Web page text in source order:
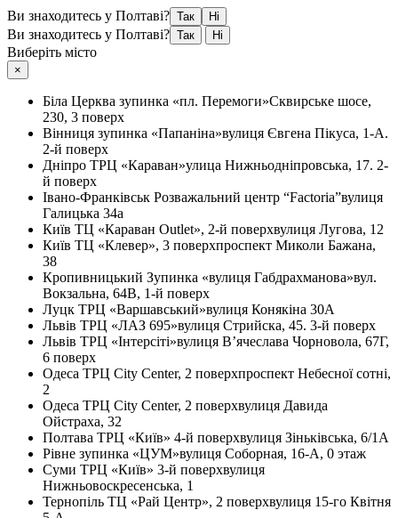
Ви знаходитесь у Полтаві? Так Ні
Ви знаходитесь у Полтаві? Так Ні
Виберіть місто
×
Біла Церква зупинка «пл. Перемоги»Сквирське шосе,
230, 3 поверх
Вінниця зупинка «Папаніна»вулиця Євгена Пікуса, 1-А.
2-й поверх
Дніпро ТРЦ «Караван»улица Нижньодніпровська, 17. 2-
й поверх
Івано-Франківськ Розважальний центр “Factoria”вулиця
Галицька 34а
Київ ТЦ «Караван Outlet», 2-й поверхвулиця Лугова, 12
Київ ТЦ «Клевер», 3 поверхпроспект Миколи Бажана,
38
Кропивницький Зупинка «вулиця Габдрахманова»вул.
Вокзальна, 64В, 1-й поверх
Луцк ТРЦ «Варшавський»вулиця Конякіна 30А
Львів ТРЦ «ЛАЗ 695»вулиця Стрийска, 45. 3-й поверх
Львів ТРЦ «Інтерсіті»вулиця В’ячеслава Чорновола, 67Г,
6 поверх
Одеса ТРЦ City Center, 2 поверхпроспект Небесної сотні,
2
Одеса ТРЦ City Center, 2 поверхвулиця Давида
Ойстраха, 32
Полтава ТРЦ «Київ» 4-й поверхвулиця Зіньківська, 6/1А
Рівне зупинка «ЦУМ»вулиця Соборная, 16-А, 0 этаж
Суми ТРЦ «Київ» 3-й поверхвулиця
Нижньовоскресенська, 1
Тернопіль ТЦ «Рай Центр», 2 поверхвулиця 15-го Квітня